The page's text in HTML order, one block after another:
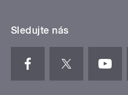
Sledujte nás